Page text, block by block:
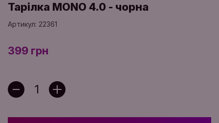
Тарілка MONO 4.0 - чорна
Артикул: 22361
399 грн